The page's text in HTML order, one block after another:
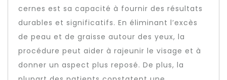
cernes est sa capacité à fournir des résultats
durables et significatifs. En éliminant l’excès
de peau et de graisse autour des yeux, la
procédure peut aider à rajeunir le visage et à
donner un aspect plus reposé. De plus, la